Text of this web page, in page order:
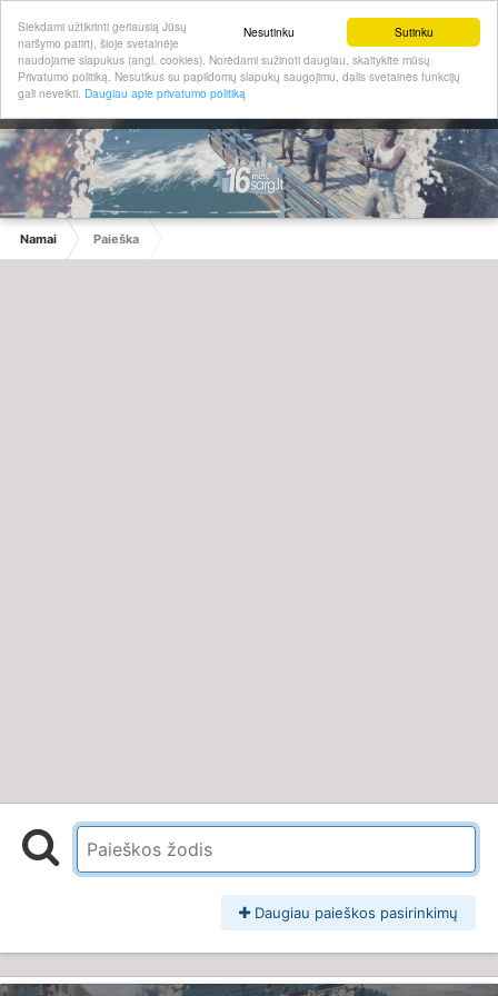
Sutinku
Nesutinku
Siekdami užtikrinti geriausią Jūsų
naršymo patirtį, šioje svetainėje
naudojame slapukus (angl. cookies). Norėdami sužinoti daugiau, skaitykite mūsų
Privatumo politiką. Nesutikus su papildomų slapukų saugojimu, dalis svetainės funkcijų
gali neveikti. Daugiau apie privatumo politiką
Namai Paieška
Daugiau paieškos pasirinkimų